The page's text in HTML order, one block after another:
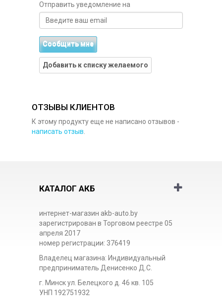
Отправить уведомление на
Сообщить мне
Добавить к списку желаемого
ОТЗЫВЫ КЛИЕНТОВ
К этому продукту еще не написано отзывов -
написать отзыв.
КАТАЛОГ АКБ
интернет-магазин akb-auto.by
зарегистрирован в Торговом реестре 05
апреля 2017
номер регистрации: 376419
Владелец магазина: Индивидуальный
предприниматель Денисенко Д.С.
г. Минск ул. Белецкого д. 46 кв. 105
УНП 192751932